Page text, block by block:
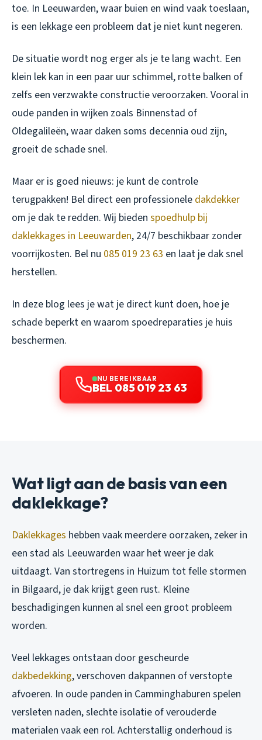
toe. In Leeuwarden, waar buien en wind vaak toeslaan,
is een lekkage een probleem dat je niet kunt negeren.
De situatie wordt nog erger als je te lang wacht. Een
klein lek kan in een paar uur schimmel, rotte balken of
zelfs een verzwakte constructie veroorzaken. Vooral in
oude panden in wijken zoals Binnenstad of
Oldegalileën, waar daken soms decennia oud zijn,
groeit de schade snel.
Maar er is goed nieuws: je kunt de controle
terugpakken! Bel direct een professionele dakdekker
om je dak te redden. Wij bieden spoedhulp bij
daklekkages in Leeuwarden, 24/7 beschikbaar zonder
voorrijkosten. Bel nu 085 019 23 63 en laat je dak snel
herstellen.
In deze blog lees je wat je direct kunt doen, hoe je
schade beperkt en waarom spoedreparaties je huis
beschermen.
NU BEREIKBAAR
BEL 085 019 23 63
Wat ligt aan de basis van een
daklekkage?
Daklekkages hebben vaak meerdere oorzaken, zeker in
een stad als Leeuwarden waar het weer je dak
uitdaagt. Van stortregens in Huizum tot felle stormen
in Bilgaard, je dak krijgt geen rust. Kleine
beschadigingen kunnen al snel een groot probleem
worden.
Veel lekkages ontstaan door gescheurde
dakbedekking, verschoven dakpannen of verstopte
afvoeren. In oude panden in Camminghaburen spelen
versleten naden, slechte isolatie of verouderde
materialen vaak een rol. Achterstallig onderhoud is